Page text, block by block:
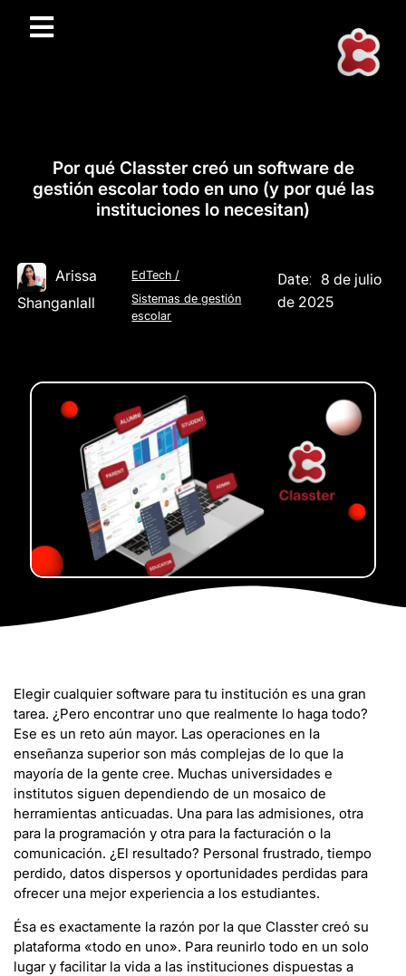
Por qué Classter creó un software de
gestión escolar todo en uno (y por qué las
instituciones lo necesitan)
Arissa
Shanganlall
EdTech /
Sistemas de gestión
escolar
Date:
8 de julio
de 2025
Elegir cualquier software para tu institución es una gran
tarea. ¿Pero encontrar uno que realmente lo haga todo?
Ese es un reto aún mayor. Las operaciones en la
enseñanza superior son más complejas de lo que la
mayoría de la gente cree. Muchas universidades e
institutos siguen dependiendo de un mosaico de
herramientas anticuadas. Una para las admisiones, otra
para la programación y otra para la facturación o la
comunicación. ¿El resultado? Personal frustrado, tiempo
perdido, datos dispersos y oportunidades perdidas para
ofrecer una mejor experiencia a los estudiantes.
Ésa es exactamente la razón por la que Classter creó su
plataforma «todo en uno». Para reunirlo todo en un solo
lugar y facilitar la vida a las instituciones dispuestas a